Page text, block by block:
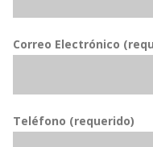
Correo Electrónico
Teléfono (requerido)